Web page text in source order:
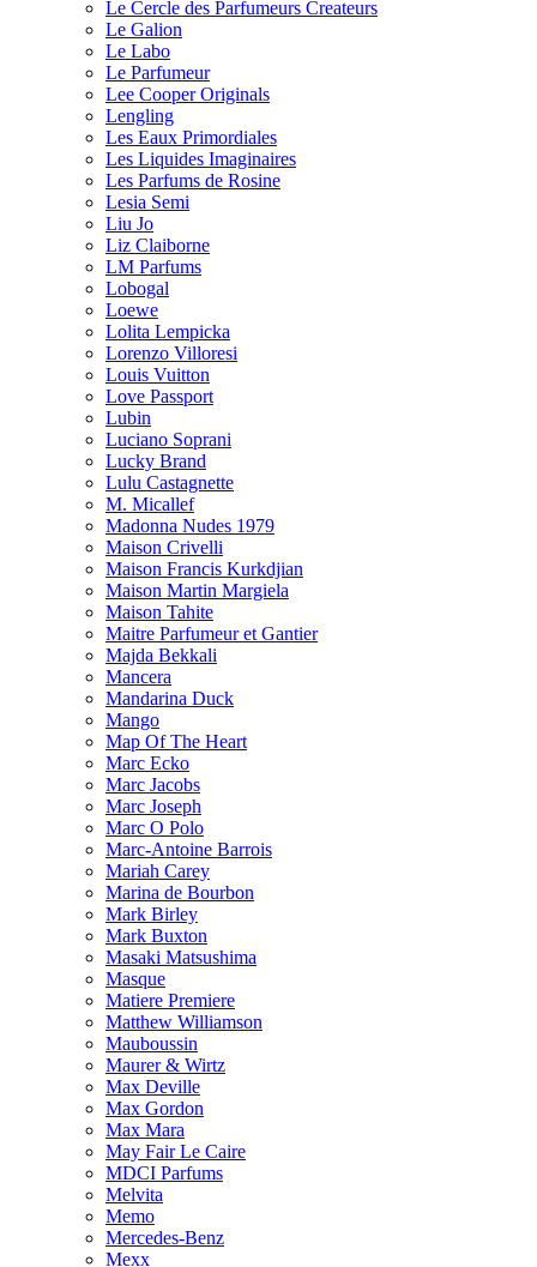
Le Cercle des Parfumeurs Createurs
Le Galion
Le Labo
Le Parfumeur
Lee Cooper Originals
Lengling
Les Eaux Primordiales
Les Liquides Imaginaires
Les Parfums de Rosine
Lesia Semi
Liu Jo
Liz Claiborne
LM Parfums
Lobogal
Loewe
Lolita Lempicka
Lorenzo Villoresi
Louis Vuitton
Love Passport
Lubin
Luciano Soprani
Lucky Brand
Lulu Castagnette
M. Micallef
Madonna Nudes 1979
Maison Crivelli
Maison Francis Kurkdjian
Maison Martin Margiela
Maison Tahite
Maitre Parfumeur et Gantier
Majda Bekkali
Mancera
Mandarina Duck
Mango
Map Of The Heart
Marc Ecko
Marc Jacobs
Marc Joseph
Marc O Polo
Marc-Antoine Barrois
Mariah Carey
Marina de Bourbon
Mark Birley
Mark Buxton
Masaki Matsushima
Masque
Matiere Premiere
Matthew Williamson
Mauboussin
Maurer & Wirtz
Max Deville
Max Gordon
Max Mara
May Fair Le Caire
MDCI Parfums
Melvita
Memo
Mercedes-Benz
Mexx